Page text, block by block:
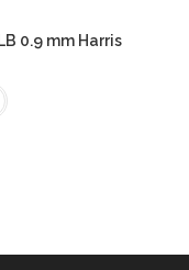
0.9 mm Harris